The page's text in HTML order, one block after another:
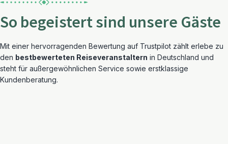
So begeistert sind unsere Gäste
Mit einer hervorragenden Bewertung auf Trustpilot zählt erlebe zu
den bestbewerteten Reiseveranstaltern in Deutschland und
steht für außergewöhnlichen Service sowie erstklassige
Kundenberatung.